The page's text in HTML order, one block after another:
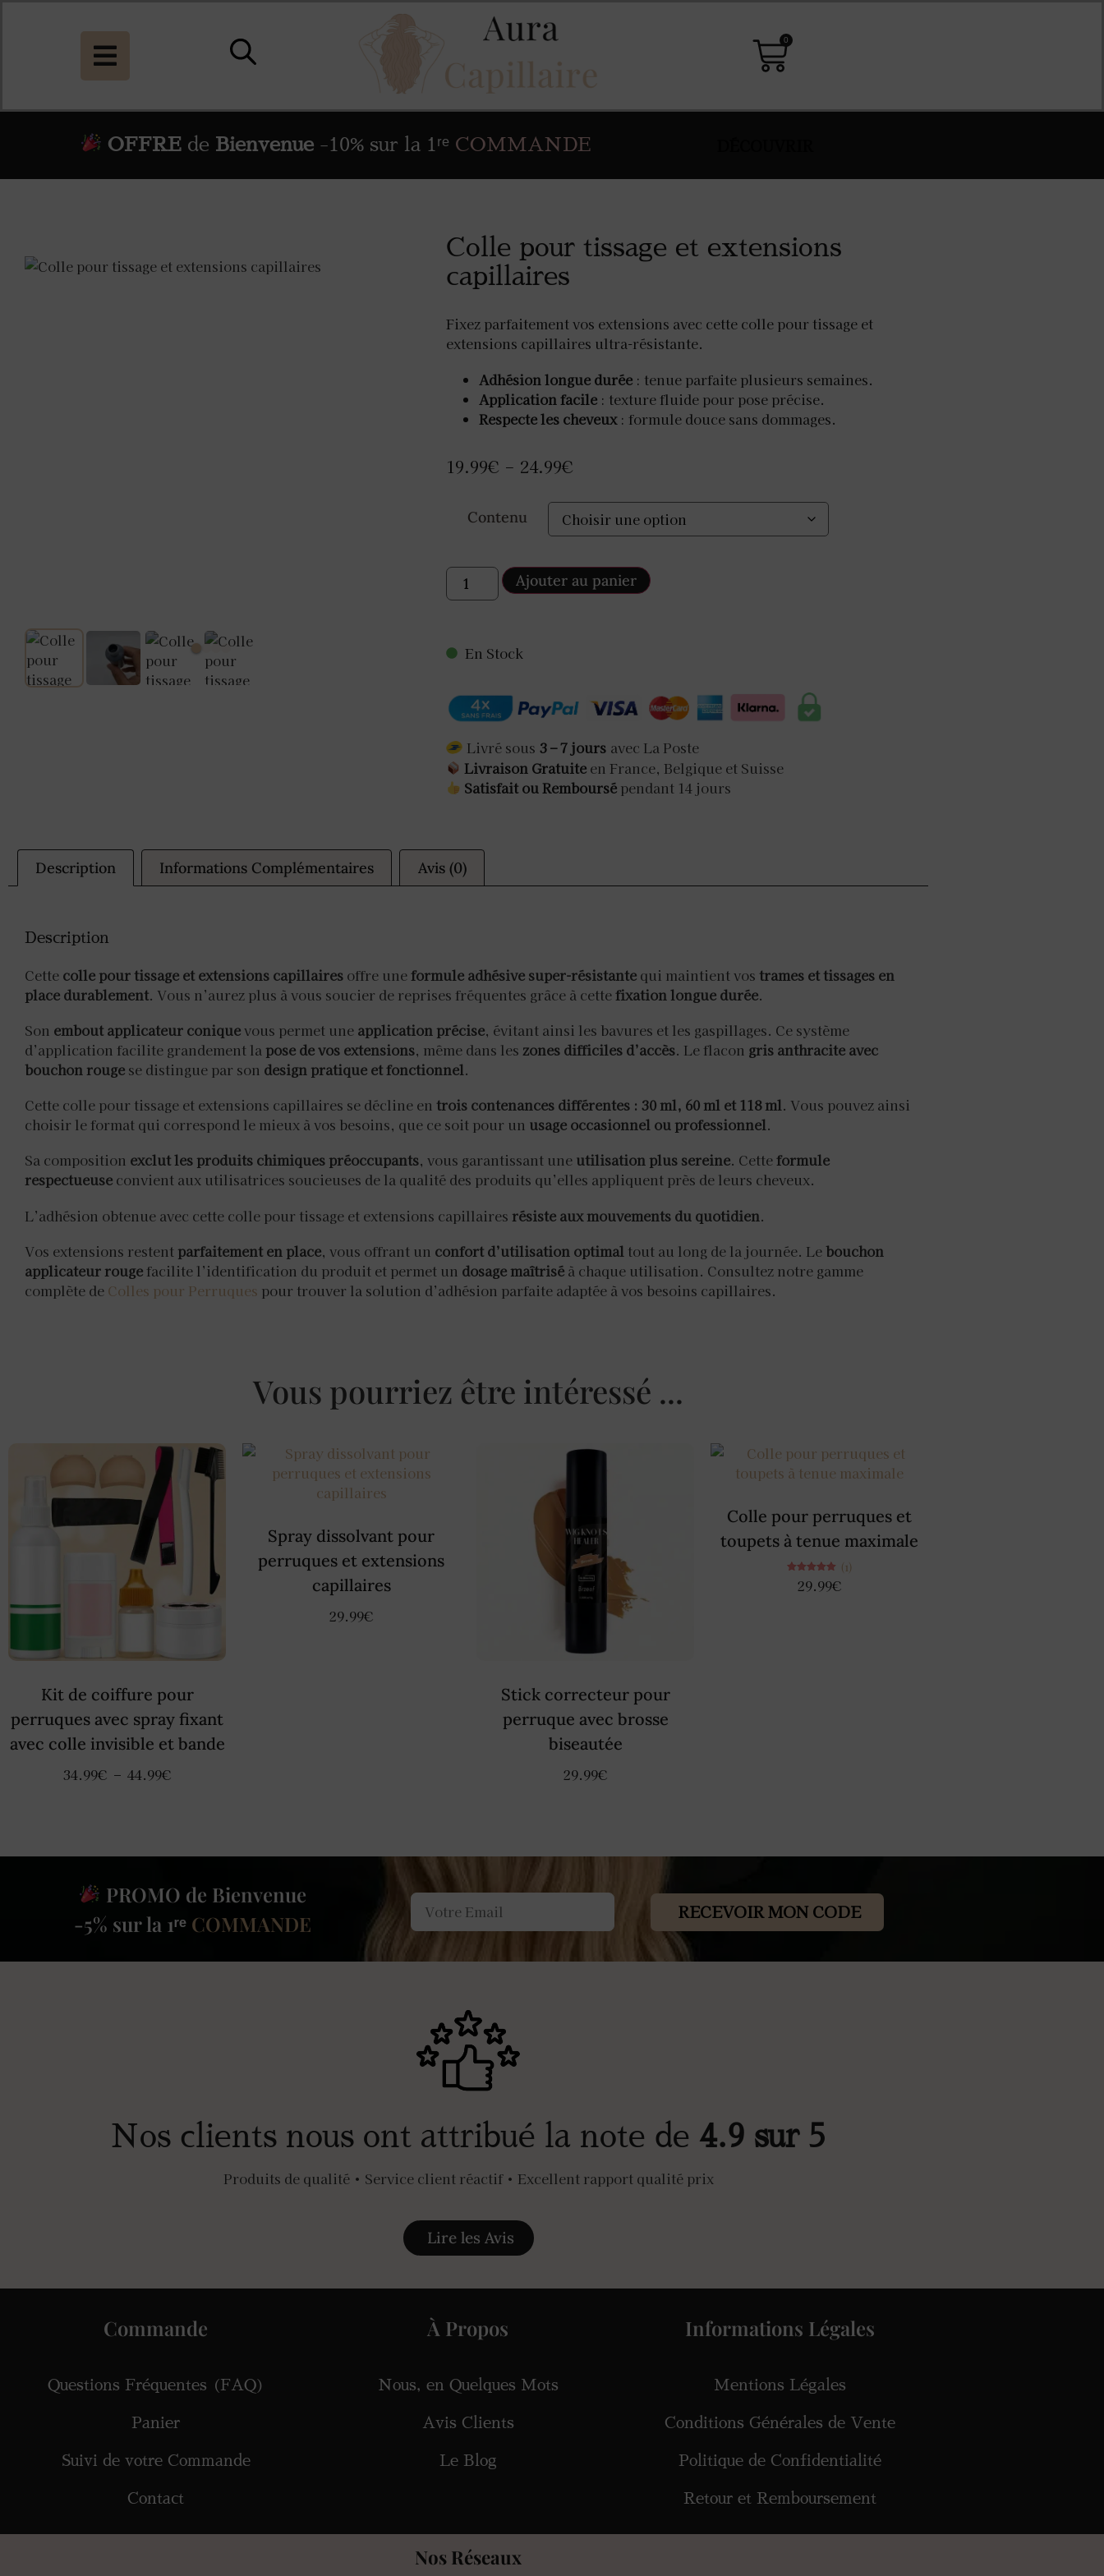
0
OFFRE de Bienvenue -10% sur la 1ʳᵉ COMMANDE
Colle pour tissage et extensions
capillaires
Fixez parfaitement vos extensions avec cette colle pour tissage et
extensions capillaires ultra-résistante.
Adhésion longue durée : tenue parfaite plusieurs semaines.
Application facile : texture fluide pour pose précise.
Respecte les cheveux: formule douce sans dommages.
19.99€ – 24.99€
Contenu
Ajouter au panier
En Stock
Livré sous 3 – 7 jours avec La Poste
Livraison Gratuite en France, Belgique et Suisse
Satisfait ou Remboursé pendant 14 jours
Description Informations Complémentaires Avis (0)
Description
Cette colle pour tissage et extensions capillaires offre uneformule adhésive super-résistante qui maintient vos trames et tissages en
place durablement. Vous n’aurez plus à vous soucier de reprises fréquentes grâce à cettefixation longue durée.
Son embout applicateur coniquevous permet une application précise, évitant ainsi les bavures et les gaspillages. Ce système
d’application facilite grandement la pose de vos extensions, même dans les zones difficiles d’accès. Le flacon gris anthracite avec
bouchon rouge se distingue par son design pratique et fonctionnel.
Cette colle pour tissage et extensions capillaires se décline en trois contenances différentes : 30 ml, 60 ml et 118 ml. Vous pouvez ainsi
choisir le format qui correspond le mieux à vos besoins, que ce soit pour un usage occasionnel ou professionnel.
Sa composition exclut les produits chimiques préoccupants, vous garantissant une utilisation plus sereine. Cetteformule
respectueuse convient aux utilisatrices soucieuses de la qualité des produits qu’elles appliquent près de leurs cheveux.
L’adhésion obtenue avec cette colle pour tissage et extensions capillaires résiste aux mouvements du quotidien.
Vos extensions restent parfaitement en place, vous offrant un confort d’utilisation optimal tout au long de la journée. Lebouchon
applicateur rouge facilite l’identification du produit et permet un dosage maîtrisé à chaque utilisation. Consultez notre gamme
complète de Colles pour Perruques pour trouver la solution d’adhésion parfaite adaptée à vos besoins capillaires.
Vous pourriez être intéressé ...
Kit de coiffure pour
perruques avec spray fixant
avec colle invisible et bande
34.99€ – 44.99€
Spray dissolvant pour
perruques et extensions
capillaires
29.99€
Stick correcteur pour
perruque avec brosse
biseautée
29.99€
Colle pour perruques et
toupets à tenue maximale
Note
5.00
(1)
29.99€
PROMO de Bienvenue
-5% sur la 1ʳᵉ COMMANDE RECEVOIR MON CODE
Nos clients nous ont attribué la note de 4.9 sur 5
Produits de qualité • Service client réactif • Excellent rapport qualité prix
Lire les Avis
Commande
Questions Fréquentes (FAQ)
Panier
Suivi de votre Commande
Contact
À Propos
Nous, en Quelques Mots
Avis Clients
Le Blog
Informations Légales
Mentions Légales
Conditions Générales de Vente
Politique de Confidentialité
Retour et Remboursement
Nos Réseaux